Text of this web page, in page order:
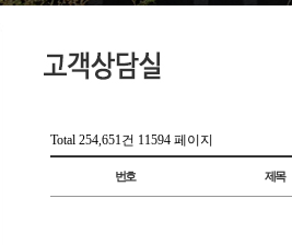
Total 254,651건 11594 페이지
번호 제목